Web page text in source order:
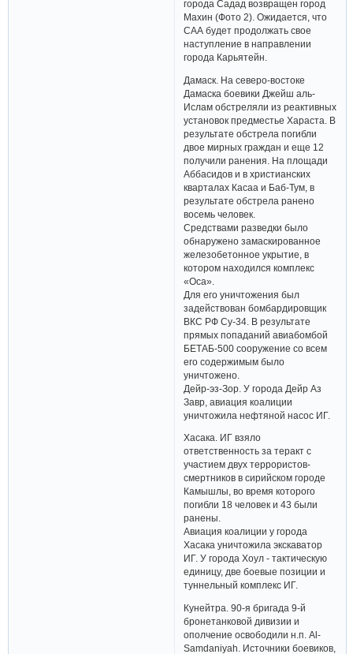
города Садад возвращен город
Махин (Фото 2). Ожидается, что
САА будет продолжать свое
наступление в направлении
города Карьятейн.
Дамаск. На северо-востоке
Дамаска боевики Джейш аль-
Ислам обстреляли из реактивных
установок предместье Хараста. В
результате обстрела погибли
двое мирных граждан и еще 12
получили ранения. На площади
Аббасидов и в христианских
кварталах Касаа и Баб-Тум, в
результате обстрела ранено
восемь человек.
Средствами разведки было
обнаружено замаскированное
железобетонное укрытие, в
котором находился комплекс
«Оса».
Для его уничтожения был
задействован бомбардировщик
ВКС РФ Су-34. В результате
прямых попаданий авиабомбой
БЕТАБ-500 сооружение со всем
его содержимым было
уничтожено.
Дейр-эз-Зор. У города Дейр Аз
Завр, авиация коалиции
уничтожила нефтяной насос ИГ.
Хасака. ИГ взяло
ответственность за теракт с
участием двух террористов-
смертников в сирийском городе
Камышлы, во время которого
погибли 18 человек и 43 были
ранены.
Авиация коалиции у города
Хасака уничтожила экскаватор
ИГ. У города Хоул - тактическую
единицу, две боевые позиции и
туннельный комплекс ИГ.
Кунейтра. 90-я бригада 9-й
бронетанковой дивизии и
ополчение освободили н.п. Al-
Samdaniyah. Источники боевиков,